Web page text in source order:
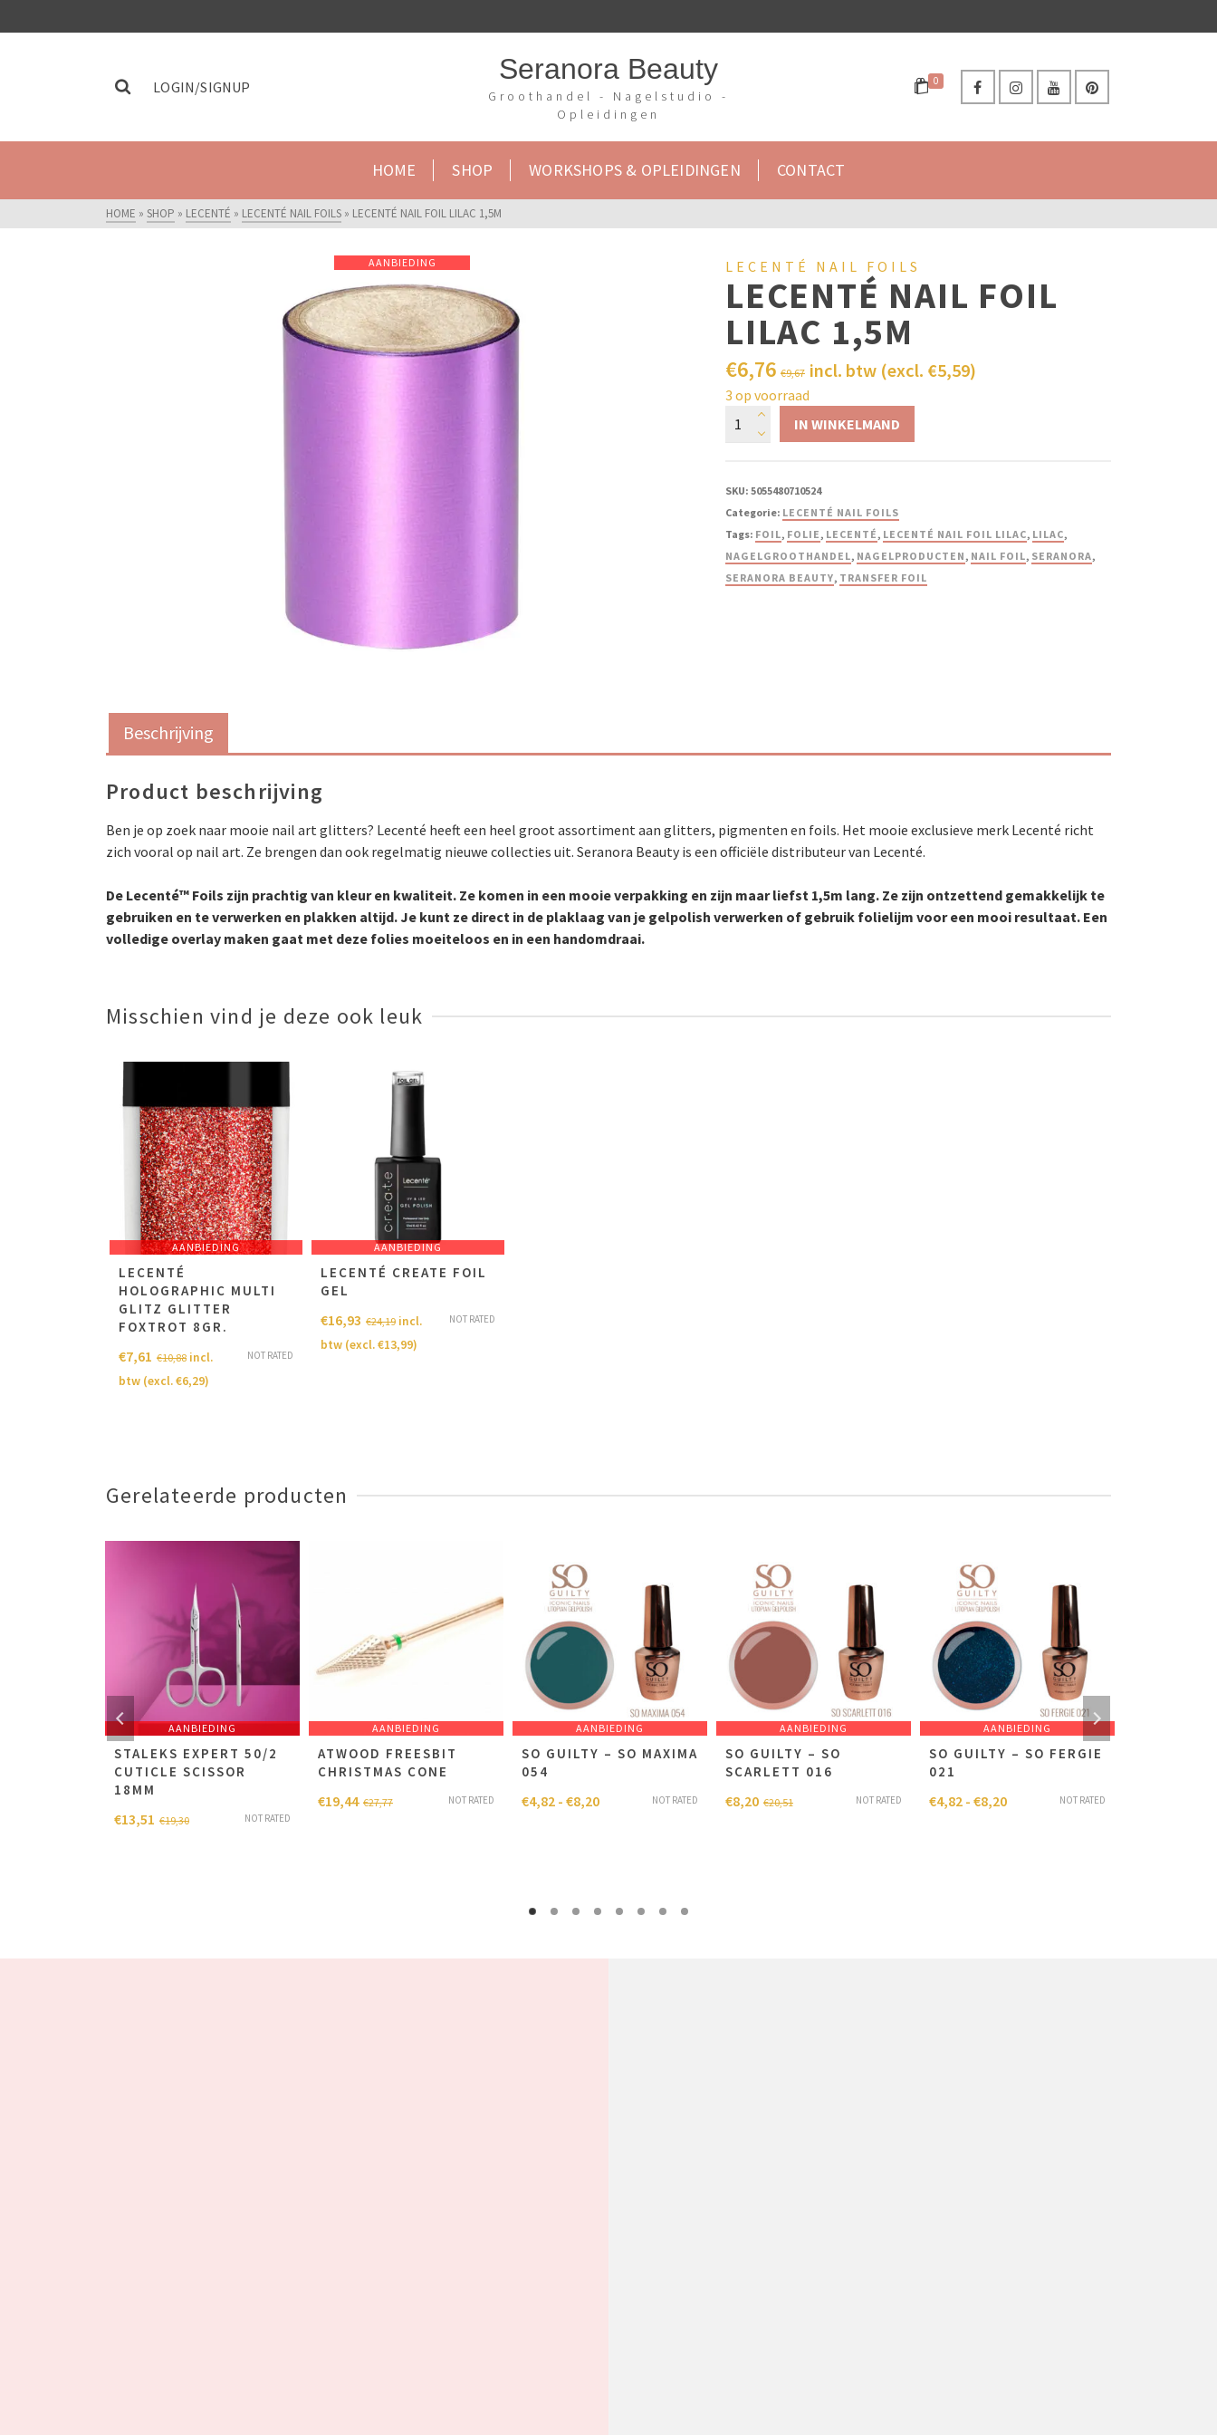
LOGIN/SIGNUP
Seranora Beauty
Groothandel - Nagelstudio -
Opleidingen
0
HOME SHOP WORKSHOPS & OPLEIDINGEN CONTACT
HOME » SHOP » LECENTÉ » LECENTÉ NAIL FOILS » LECENTÉ NAIL FOIL LILAC 1,5M
AANBIEDING LECENTÉ NAIL FOILS
LECENTÉ NAIL FOIL
LILAC 1,5M
€9,67
€6,76 incl. btw (excl. €5,59)
3 op voorraad
IN WINKELMAND
SKU: 5055480710524
Categorie: LECENTÉ NAIL FOILS
Tags: FOIL, FOLIE, LECENTÉ, LECENTÉ NAIL FOIL LILAC, LILAC,
NAGELGROOTHANDEL, NAGELPRODUCTEN, NAIL FOIL, SERANORA,
SERANORA BEAUTY, TRANSFER FOIL
Beschrijving
Product beschrijving
Ben je op zoek naar mooie nail art glitters? Lecenté heeft een heel groot assortiment aan glitters, pigmenten en foils. Het mooie exclusieve merk Lecenté richt
zich vooral op nail art. Ze brengen dan ook regelmatig nieuwe collecties uit. Seranora Beauty is een officiële distributeur van Lecenté.
De Lecenté™ Foils zijn prachtig van kleur en kwaliteit. Ze komen in een mooie verpakking en zijn maar liefst 1,5m lang. Ze zijn ontzettend gemakkelijk te
gebruiken en te verwerken en plakken altijd. Je kunt ze direct in de plaklaag van je gelpolish verwerken of gebruik folielijm voor een mooi resultaat. Een
volledige overlay maken gaat met deze folies moeiteloos en in een handomdraai.
Misschien vind je deze ook leuk
AANBIEDING
LECENTÉ
HOLOGRAPHIC MULTI
GLITZ GLITTER
FOXTROT 8GR.
NOT RATED
€10,88
€7,61
incl.
btw (excl.€6,29)
AANBIEDING
LECENTÉ CREATE FOIL
GEL
NOT RATED
€24,19
€16,93
incl.
btw (excl.€13,99)
Gerelateerde producten
AANBIEDING
STALEKS EXPERT 50/2
CUTICLE SCISSOR
18MM
NOT RATED
€19,30
€13,51
AANBIEDING
ATWOOD FREESBIT
CHRISTMAS CONE
NOT RATED
€27,77
€19,44
AANBIEDING
SO GUILTY – SO MAXIMA
054
NOT RATED
€4,82 - €8,20
AANBIEDING
SO GUILTY – SO
SCARLETT 016
NOT RATED
€20,51
€8,20
AANBIEDING
SO GUILTY – SO FERGIE
021
NOT RATED
€4,82 - €8,20